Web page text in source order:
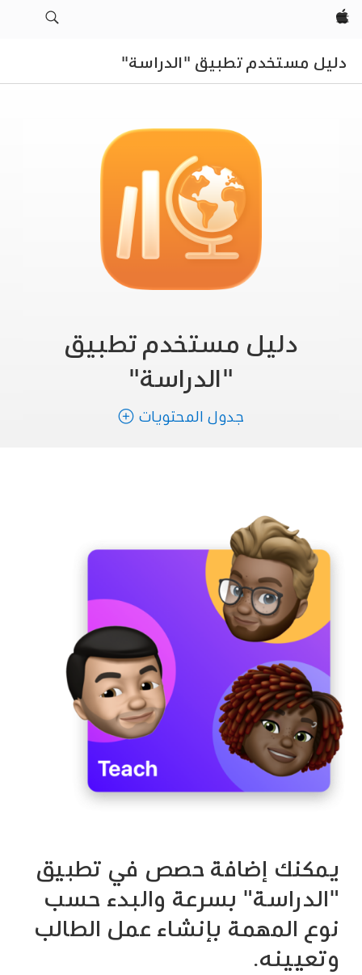
Apple‏
دليل مستخدم تطبيق "الدراسة"
دليل مستخدم تطبيق
"الدراسة"
جدول المحتويات
يمكنك إضافة حصص في تطبيق
"الدراسة" بسرعة والبدء حسب
نوع المهمة بإنشاء عمل الطالب
وتعيينه.